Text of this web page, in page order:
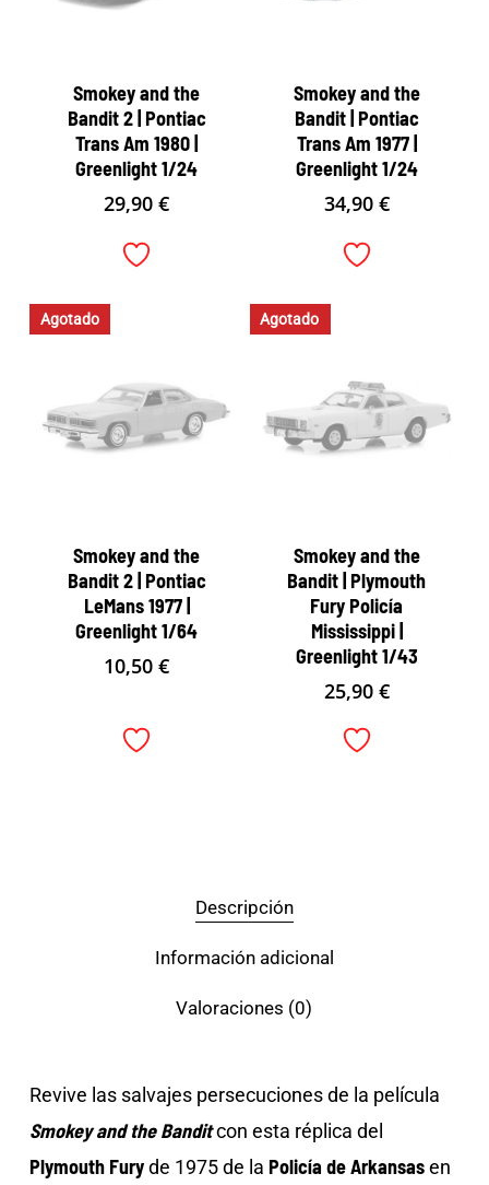
Smokey and the
Bandit 2 | Pontiac
Trans Am 1980 |
Greenlight 1/24
29,90€
Smokey and the
Bandit | Pontiac
Trans Am 1977 |
Greenlight 1/24
34,90 €
Agotado
Smokey and the
Bandit 2 | Pontiac
LeMans 1977 |
Greenlight 1/64
10,50€
Agotado
Smokey and the
Bandit | Plymouth
Fury Policía
Mississippi |
Greenlight 1/43
25,90 €
Descripción
Información adicional
Valoraciones (0)
Revive las salvajes persecuciones de la película
Smokey and the Banditcon esta réplica del
Plymouth Furyde 1975 de la Policía de Arkansasen